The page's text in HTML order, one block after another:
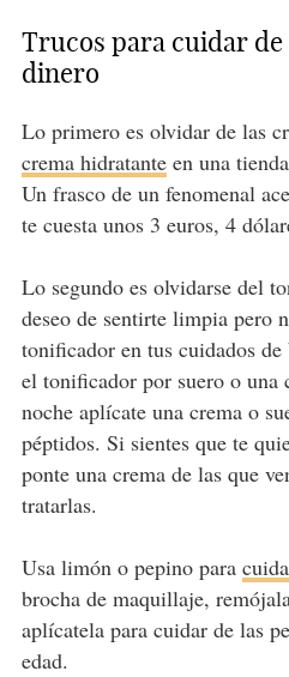
Trucos para cuidar
dinero
Lo primero es olvidar de las
crema hidratanteen una
Un frasco de un fenomenal
te cuesta unos 3 euros, 4
Lo segundo es olvidarse del
deseo de sentirte limpia pero
tonificador en tus cuidados
el tonificador por suero o una
noche aplícate una crema o
péptidos. Si sientes que te
ponte una crema de las que
tratarlas.
Usa limón o pepino para
brocha de maquillaje,
aplícatela para cuidar de las
edad.